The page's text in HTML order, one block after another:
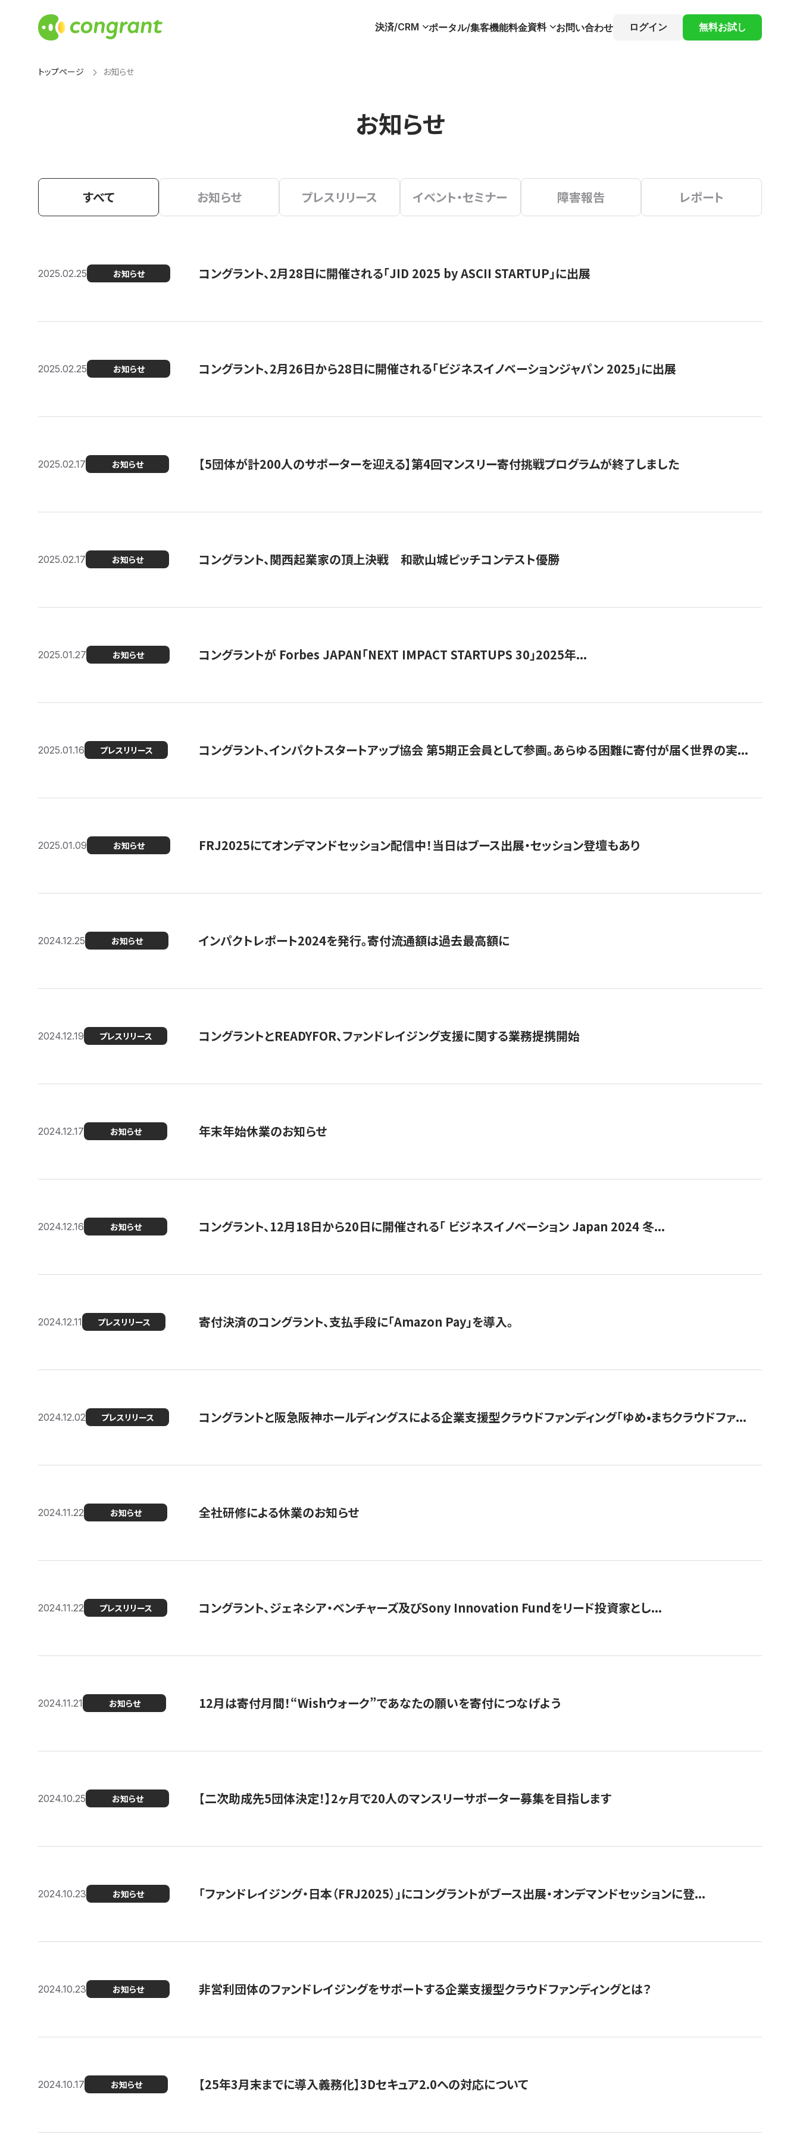
決済/CRM ポータル/集客機能料金資料 お問い合わせ ログイン 無料お試し
トップページ お知らせ
お知らせ
すべて お知らせ プレスリリース イベント・セミナー 障害報告 レポート
2025.02.25 お知らせ コングラント、2月28日に開催される「JID 2025 by ASCII STARTUP」に出展
2025.02.25 お知らせ コングラント、2月26日から28日に開催される「ビジネスイノベーションジャパン 2025」に出展
2025.02.17 お知らせ 【5団体が計200人のサポーターを迎える】​​第4回マンスリー寄付挑戦プログラムが終了しました
2025.02.17 お知らせ コングラント、関西起業家の頂上決戦 和歌山城ピッチコンテスト優勝
2025.01.27 お知らせ コングラントが Forbes JAPAN「NEXT IMPACT STARTUPS 30」2025年...
2025.01.16 プレスリリース コングラント、インパクトスタートアップ協会 第5期正会員として参画。あらゆる困難に寄付が届く世界の実...
2025.01.09 お知らせ FRJ2025にてオンデマンドセッション配信中！当日はブース出展・セッション登壇もあり
2024.12.25 お知らせ インパクトレポート2024を発行。寄付流通額は過去最高額に
2024.12.19 プレスリリース コングラントとREADYFOR、ファンドレイジング支援に関する業務提携開始
2024.12.17 お知らせ 年末年始休業のお知らせ
2024.12.16 お知らせ コングラント、12月18日から20日に開催される「 ビジネスイノベーション Japan 2024 冬...
2024.12.11 プレスリリース 寄付決済のコングラント、支払手段に「Amazon Pay」を導入。
2024.12.02 プレスリリース コングラントと阪急阪神ホールディングスによる企業支援型クラウドファンディング「ゆめ•まちクラウドファ...
2024.11.22 お知らせ 全社研修による休業のお知らせ
2024.11.22 プレスリリース コングラント、ジェネシア・ベンチャーズ及びSony Innovation Fundをリード投資家とし...
2024.11.21 お知らせ 12月は寄付月間！“Wishウォーク”であなたの願いを寄付につなげよう
2024.10.25 お知らせ 【二次助成先5団体決定！】2ヶ月で20人のマンスリーサポーター募集を目指します
2024.10.23 お知らせ 「ファンドレイジング・日本（FRJ2025）」にコングラントがブース出展・オンデマンドセッションに登...
2024.10.23 お知らせ 非営利団体のファンドレイジングをサポートする企業支援型クラウドファンディングとは？
2024.10.17 お知らせ 【25年3月末までに導入義務化】3Dセキュア2.0への対応について